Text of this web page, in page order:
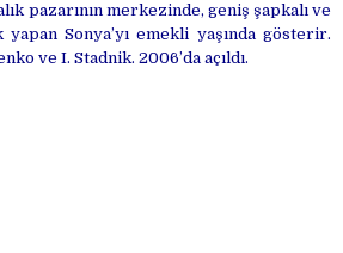
pazarının merkezinde, geniş şapkalı ve
yapan Sonya’yı emekli yaşında gösterir.
ve I. Stadnik. 2006’da açıldı.